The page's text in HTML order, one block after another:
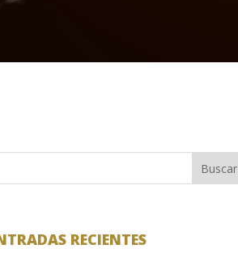
Buscar
RECIENTES